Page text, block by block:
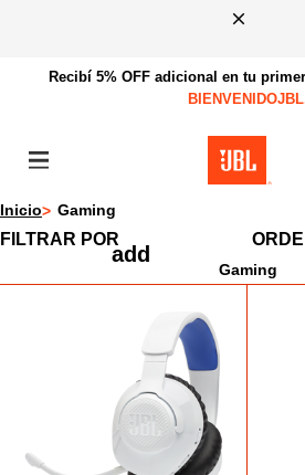
Recibí 5% OFF adicional en tu
Menú
Inicio Gaming
FILTRAR POR
Gaming